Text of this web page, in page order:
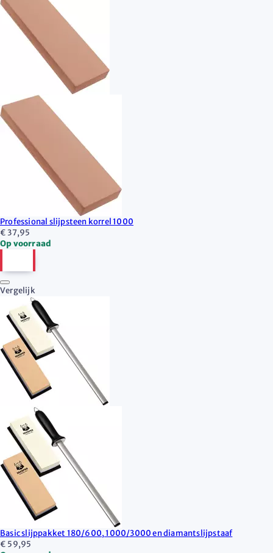
Professional slijpsteen korrel 1000
€ 37,95
Op voorraad
Vergelijk
Basic slijppakket 180/600, 1000/3000 en diamantslijpstaaf
€ 59,95